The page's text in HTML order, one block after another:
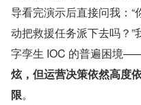
导看完演示后直接问我：
动把救援任务派下去吗？
字孪生 IOC 的普遍困境
炫，但运营决策依然高度
限。